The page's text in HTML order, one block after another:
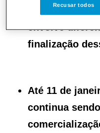
meio de um
envolve
finalização
Até 11 de
continua
Recusar todos